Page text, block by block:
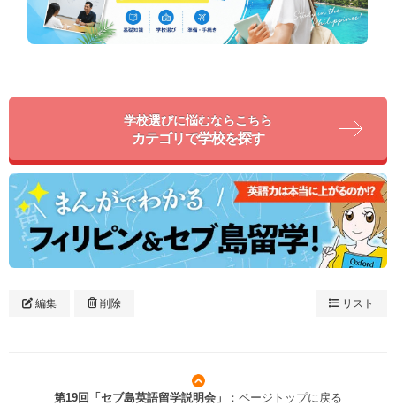
学校選びに悩むならこちら
カテゴリで学校を探す
編集 削除 リスト
第19回「セブ島英語留学説明会」 ：ページトップに戻る